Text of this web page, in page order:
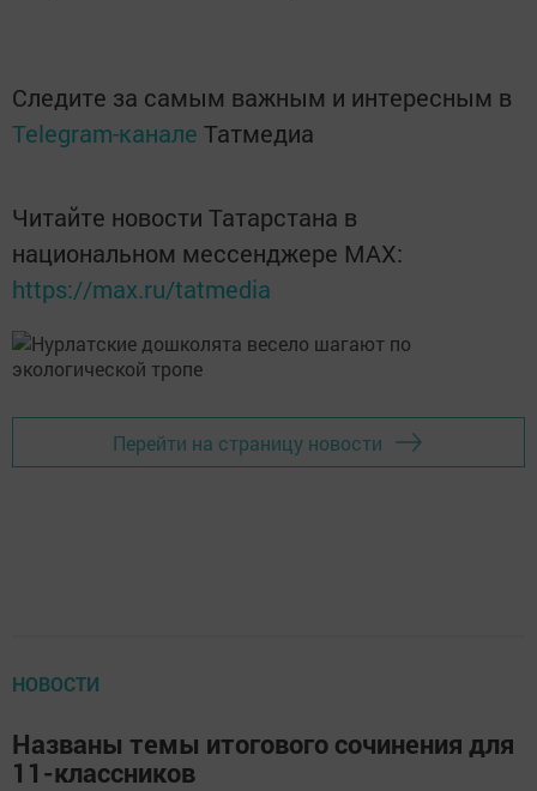
Следите за самым важным и интересным в
Telegram-канале Татмедиа
Читайте новости Татарстана в
национальном мессенджере MАХ:
https://max.ru/tatmedia
Перейти на страницу новости
НОВОСТИ
Названы темы итогового сочинения для
11-классников